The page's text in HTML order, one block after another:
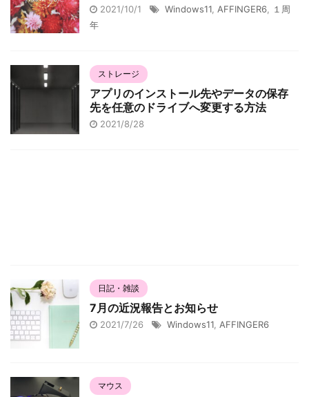
2021/10/1 Windows11 AFFINGER6
１周
年
ストレージ
アプリのインストール先やデータの保存
先を任意のドライブへ変更する方法
2021/8/28
日記・雑談
7月の近況報告とお知らせ
2021/7/26 Windows11 AFFINGER6
マウス